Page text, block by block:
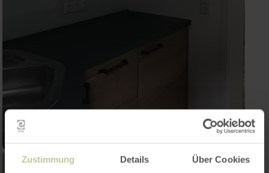
Zustimmung Details Über Cookies